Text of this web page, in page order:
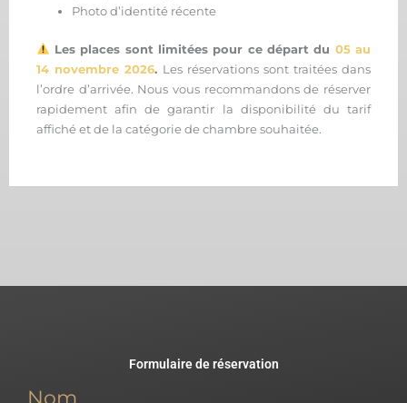
Photo d’identité récente
Les places sont limitées pour ce départ du 05 au
14 novembre 2026. Les réservations sont traitées dans
l’ordre d’arrivée. Nous vous recommandons de réserver
rapidement afin de garantir la disponibilité du tarif
affiché et de la catégorie de chambre souhaitée.
Formulaire de réservation